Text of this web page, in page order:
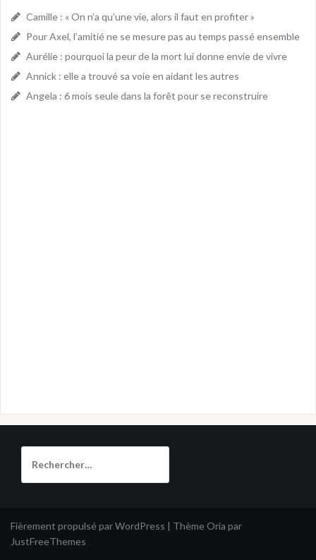
Camille : « On n’a qu’une vie, alors il faut en profiter »
Pour Axel, l’amitié ne se mesure pas au temps passé ensemble
Aurélie : pourquoi la peur de la mort lui donne envie de vivre
Annick : elle a trouvé sa voie en aidant les autres
Angela : 6 mois seule dans la forêt pour se reconstruire
Fièrement propulsé par WordPress | Thème Oria par
JustFreeThemes